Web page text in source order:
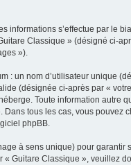
informations s’effectue par le
Classique » (désigné ci-
»).
: un nom d’utilisateur unique
(désignée ci-après par «
Toute information autre
Dans tous les cas, vous
phpBB.
à sens unique) pour
« Guitare Classique », veuillez